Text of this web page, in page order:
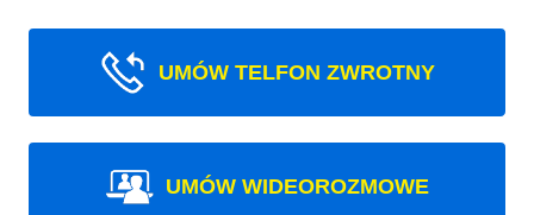
UMÓW TELFON ZWROTNY
UMÓW WIDEOROZMOWE